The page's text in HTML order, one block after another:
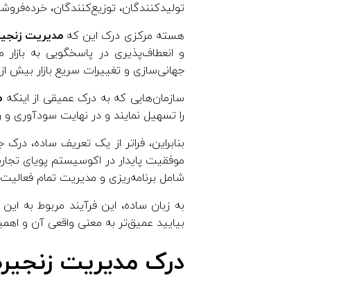
م
ی
ن
چ
ی
س
ت
تولیدکنندگان، توزیع‌کنندگان،
هسته مرکزی درک این کهمدیریت
و انعطاف‌پذیری در پاسخگویی به
جهانی‌سازی و تغییرات سریع بازار
سازمان‌هایی که به درک عمیقی از اینکه
را تسهیل نمایند و در نهایت سودآوری
بنابراین، فراتر از یک تعریف ساده، درک
شامل برنامه‌ریزی و مدیریت تمام
به زبان ساده، این فرآیند مربوط به
بیایید عمیق‌تر به معنی واقعی آن و
درک مدیریت